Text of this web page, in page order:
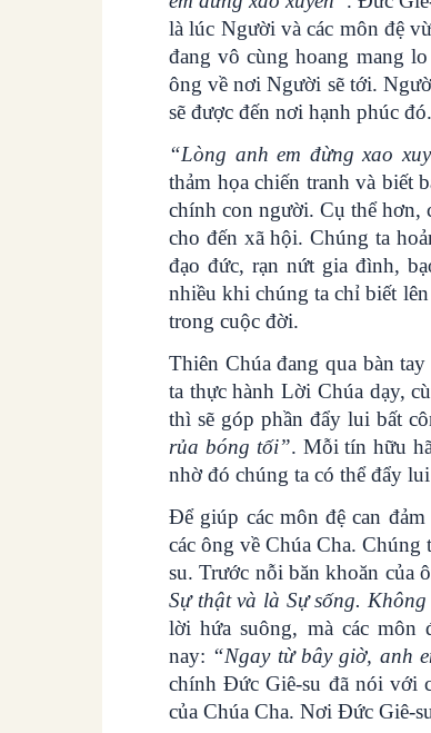
là lúc Người và các môn đệ
đang vô cùng hoang mang
ông về nơi Người sẽ tới.
sẽ được đến nơi hạnh phúc đó.
“Lòng anh em đừng xao
thảm họa chiến tranh và biết
chính con người. Cụ thể hơn,
cho đến xã hội. Chúng ta
đạo đức, rạn nứt gia đình,
nhiều khi chúng ta chỉ biết
trong cuộc đời.
Thiên Chúa đang qua bàn
ta thực hành Lời Chúa dạy,
thì sẽ góp phần đẩy lui bất
rủa bóng tối”. Mỗi tín hữu
nhờ đó chúng ta có thể đẩy
Để giúp các môn đệ can
các ông về Chúa Cha. Chúng
su. Trước nỗi băn khoăn của
Sự thật và là Sự sống.
lời hứa suông, mà các môn
nay: “Ngay từ bây giờ, anh
chính Đức Giê-su đã nói với
của Chúa Cha. Nơi Đức Giê-